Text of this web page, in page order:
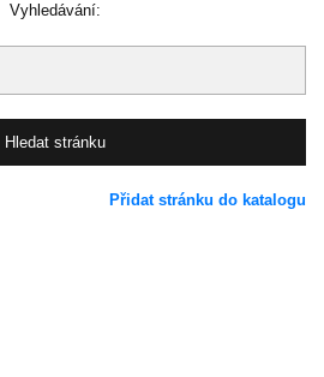
Vyhledávání:
Přidat stránku do katalogu